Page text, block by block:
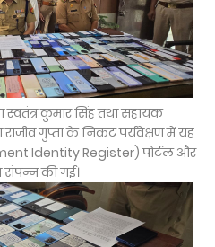
स्वतंत्र कुमार सिंह तथा सहायक
गुप्ता के निकट पर्यवेक्षण में यह
Identity Register) पोर्टल और
संपन्न की गई।